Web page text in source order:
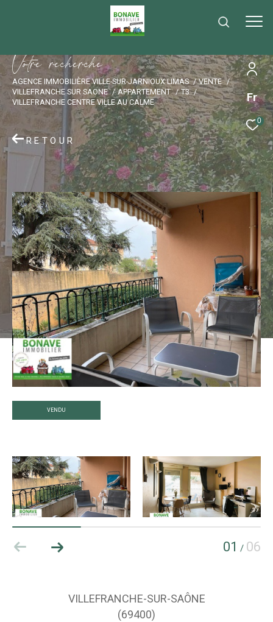
Fr
0
Votre recherche
AGENCE IMMOBILIÈRE VILLE-SUR-JARNIOUX LIMAS
VENTE
VILLEFRANCHE SUR SAONE
APPARTEMENT
T3
VILLEFRANCHE CENTRE VILLE AU CALME
RETOUR
VENDU
01 / 06
VILLEFRANCHE-SUR-SAÔNE
(69400)